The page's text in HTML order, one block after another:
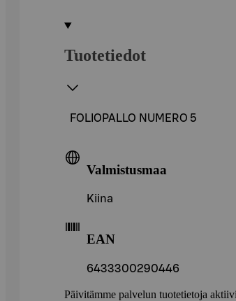
Tuotetiedot
FOLIOPALLO NUMERO 5
Valmistusmaa
Kiina
EAN
6433300290446
Päivitämme palvelun tuotetietoja